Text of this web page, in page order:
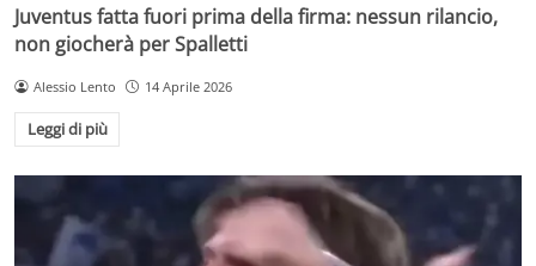
Juventus fatta fuori prima della firma: nessun rilancio,
non giocherà per Spalletti
Alessio Lento 14 Aprile 2026
Leggi di più